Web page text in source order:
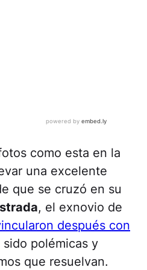
como esta en la
una excelente
que se cruzó en su
, el exnovio de
después con
polémicas y
que resuelvan.